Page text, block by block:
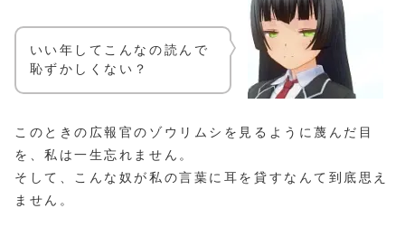
いい年してこんなの読んで
恥ずかしくない？
このときの広報官のゾウリムシを見るように蔑んだ目
を、私は一生忘れません。
そして、こんな奴が私の言葉に耳を貸すなんて到底思え
ません。